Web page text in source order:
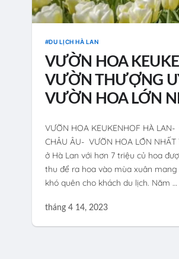
DU LỊCH HÀ LAN
VƯỜN HOA
VƯỜN THƯỢNG
VƯỜN HOA LỚN
VƯỜN HOA KEUKENHOF HÀ
CHÂU ÂU- VƯỜN HOA LỚN
ở Hà Lan với hơn 7 triệu củ hoa
thu để ra hoa vào mùa xuân
khó quên cho khách du lịch. Năm …
tháng 4 14, 2023